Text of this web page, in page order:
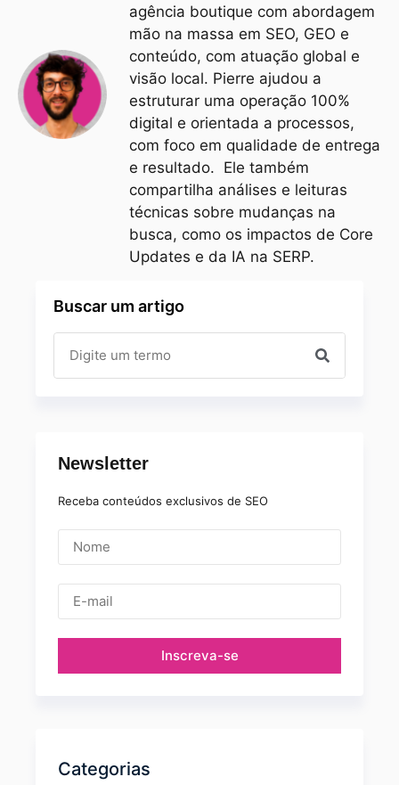
agência boutique com abordagem
mão na massa em SEO, GEO e
conteúdo, com atuação global e
visão local. Pierre ajudou a
estruturar uma operação 100%
digital e orientada a processos,
com foco em qualidade de entrega
e resultado. Ele também
compartilha análises e leituras
técnicas sobre mudanças na
busca, como os impactos de Core
Updates e da IA na SERP.
Buscar um artigo
Newsletter
Receba conteúdos exclusivos de SEO
Inscreva-se
Categorias